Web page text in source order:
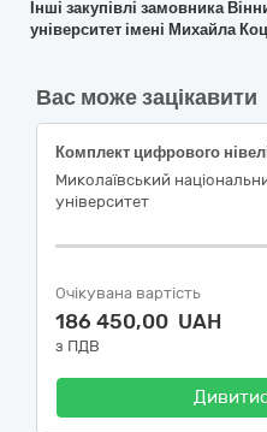
Інші закупівлі замовника
університет імені Михайла
Вас може зацікавити
Миколаївський
університет
Очікувана вартість
186 450,00 UAH
з ПДВ